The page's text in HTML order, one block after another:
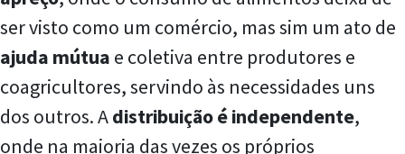
ser visto como um comércio, mas sim um ato de
ajuda mútua e coletiva entre produtores e
coagricultores, servindo às necessidades uns
dos outros. Adistribuição é independente,
onde na maioria das vezes os próprios